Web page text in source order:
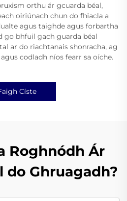
orthu ár gcuarda béal,
oiriúnach chun do fhiacla a
agus taighde agus forbartha
go bhfuil gach guarda béal
ar do riachtanais shonracha, ag
codladh níos fearr sa oíche.
Císte
Roghnódh Ár
do Ghruagadh?